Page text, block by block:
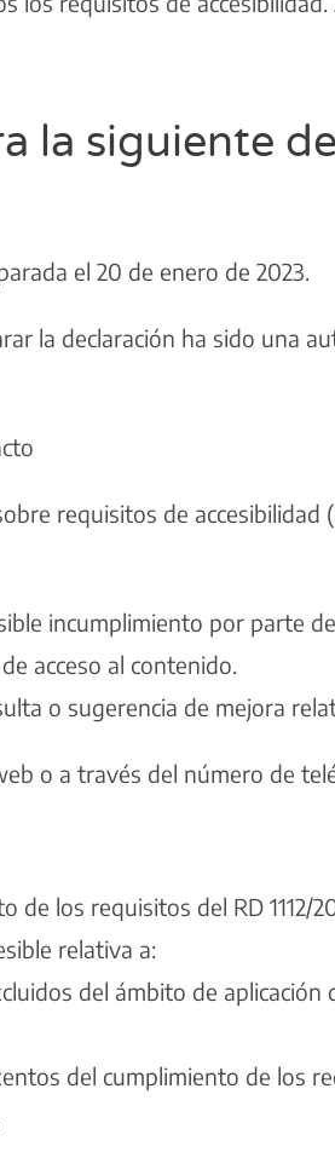
la siguiente
el 20 de enero de 2023.
la declaración ha sido una
requisitos de accesibilidad
incumplimiento por parte
acceso al contenido.
o sugerencia de mejora
o a través del número de
de los requisitos del RD 1112/
relativa a:
del ámbito de aplicación
del cumplimiento de los